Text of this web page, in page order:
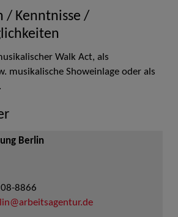
/ Kenntnisse /
Walk Act, als
musikalische Showeinlage oder als
Berlin
8866